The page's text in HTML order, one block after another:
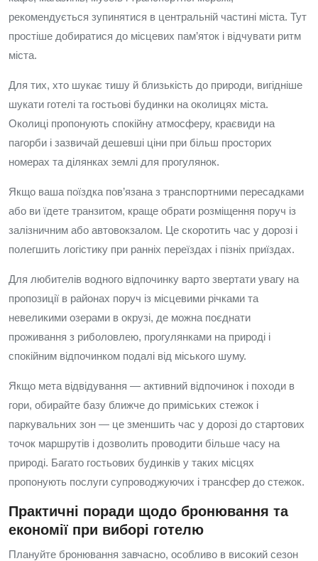
рекомендується зупинятися в центральній частині міста. Тут
простіше добиратися до місцевих пам’яток і відчувати ритм
міста.
Для тих, хто шукає тишу й близькість до природи, вигідніше
шукати готелі та гостьові будинки на околицях міста.
Околиці пропонують спокійну атмосферу, краєвиди на
пагорби і зазвичай дешевші ціни при більш просторих
номерах та ділянках землі для прогулянок.
Якщо ваша поїздка пов’язана з транспортними пересадками
або ви їдете транзитом, краще обрати розміщення поруч із
залізничним або автовокзалом. Це скоротить час у дорозі і
полегшить логістику при ранніх переїздах і пізніх приїздах.
Для любителів водного відпочинку варто звертати увагу на
пропозиції в районах поруч із місцевими річками та
невеликими озерами в окрузі, де можна поєднати
проживання з риболовлею, прогулянками на природі і
спокійним відпочинком подалі від міського шуму.
Якщо мета відвідування — активний відпочинок і походи в
гори, обирайте базу ближче до приміських стежок і
паркувальних зон — це зменшить час у дорозі до стартових
точок маршрутів і дозволить проводити більше часу на
природі. Багато гостьових будинків у таких місцях
пропонують послуги супроводжуючих і трансфер до стежок.
Практичні поради щодо бронювання та
економії при виборі готелю
Плануйте бронювання завчасно, особливо в високий сезон